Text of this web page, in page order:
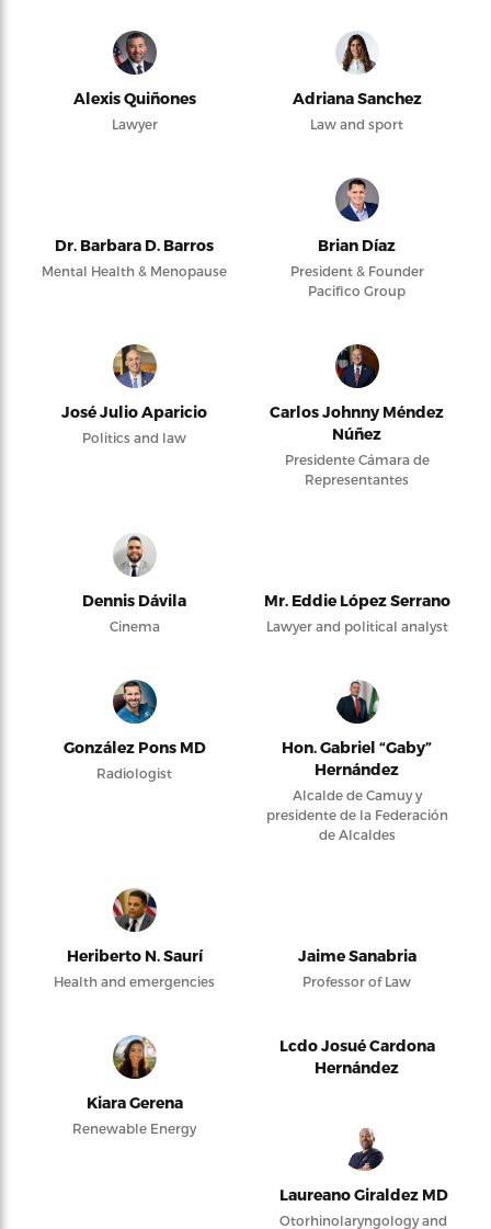
Alexis Quiñones
Lawyer
Adriana Sanchez
Law and sport
Dr. Barbara D. Barros
Mental Health & Menopause
Brian Díaz
President & Founder
Pacifico Group
José Julio Aparicio
Politics and law
Carlos Johnny Méndez
Núñez
Presidente Cámara de
Representantes
Dennis Dávila
Cinema
Mr. Eddie López Serrano
Lawyer and political analyst
González Pons MD
Radiologist
Hon. Gabriel “Gaby”
Hernández
Alcalde de Camuy y
presidente de la Federación
de Alcaldes
Heriberto N. Saurí
Health and emergencies
Jaime Sanabria
Professor of Law
Kiara Gerena
Renewable Energy
Lcdo Josué Cardona
Hernández
Laureano Giraldez MD
Otorhinolaryngology and